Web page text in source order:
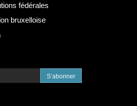
fédérales
bruxelloise
S’abonner